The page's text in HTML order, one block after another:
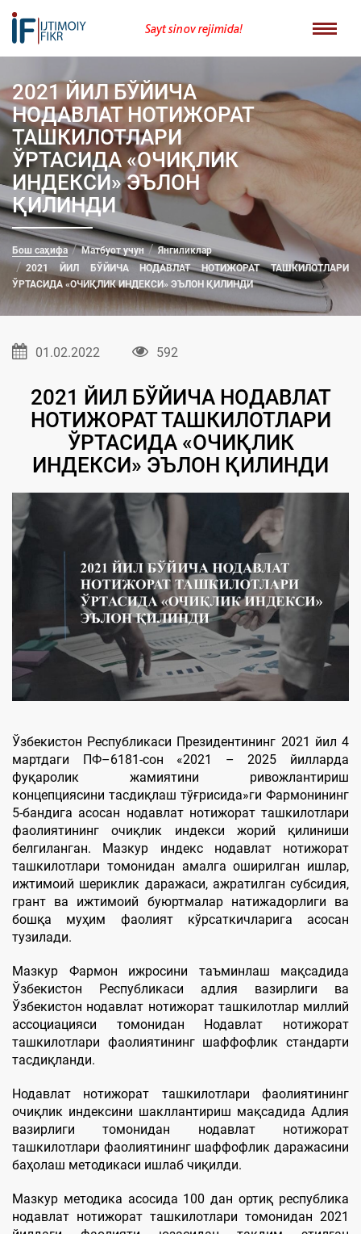
Sayt sinov rejimida!
2021 ЙИЛ БЎЙИЧА
НОДАВЛАТ НОТИЖОРАТ
ТАШКИЛОТЛАРИ
ЎРТАСИДА «ОЧИҚЛИК
ИНДEКСИ» ЭЪЛОН
ҚИЛИНДИ
Бош саҳифа Матбуот учун
Янгиликлар
2021 ЙИЛ БЎЙИЧА НОДАВЛАТ НОТИЖОРАТ ТАШКИЛОТЛАРИ
ЎРТАСИДА «ОЧИҚЛИК ИНДEКСИ» ЭЪЛОН ҚИЛИНДИ
01.02.2022 592
2021 ЙИЛ БЎЙИЧА НОДАВЛАТ
НОТИЖОРАТ ТАШКИЛОТЛАРИ
ЎРТАСИДА «ОЧИҚЛИК
ИНДEКСИ» ЭЪЛОН ҚИЛИНДИ
Ўзбекистон Республикаси Президентининг 2021 йил 4
мартдаги ПФ–6181-сон «2021 – 2025 йилларда
фуқаролик жамиятини ривожлантириш
концепциясини тасдиқлаш тўғрисида»ги Фармонининг
5-бандига асосан нодавлат нотижорат ташкилотлари
фаолиятининг очиқлик индекси жорий қилиниши
белгиланган. Мазкур индекс нодавлат нотижорат
ташкилотлари томонидан амалга оширилган ишлар,
ижтимоий шериклик даражаси, ажратилган субсидия,
грант ва ижтимоий буюртмалар натижадорлиги ва
бошқа муҳим фаолият кўрсаткичларига асосан
тузилади.
Мазкур Фармон ижросини таъминлаш мақсадида
Ўзбекистон Республикаси адлия вазирлиги ва
Ўзбекистон нодавлат нотижорат ташкилотлар миллий
ассоциацияси томонидан Нодавлат нотижорат
ташкилотлари фаолиятининг шаффофлик стандарти
тасдиқланди.
Нодавлат нотижорат ташкилотлари фаолиятининг
очиқлик индексини шакллантириш мақсадида Адлия
вазирлиги томонидан нодавлат нотижорат
ташкилотлари фаолиятининг шаффофлик даражасини
баҳолаш методикаси ишлаб чиқилди.
Мазкур методика асосида 100 дан ортиқ республика
нодавлат нотижорат ташкилотлари томонидан 2021